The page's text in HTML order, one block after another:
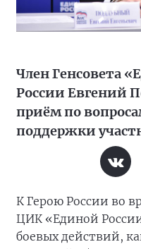
Член Генсовета
России Евгений
приём по
поддержки
К Герою России во
ЦИК «Единой
боевых действий,